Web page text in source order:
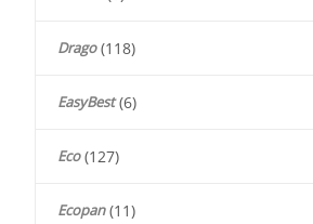
Drago (118)
EasyBest (6)
Eco (127)
Ecopan (11)